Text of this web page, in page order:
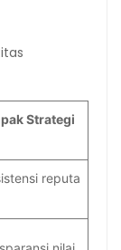
Strategi
reputa